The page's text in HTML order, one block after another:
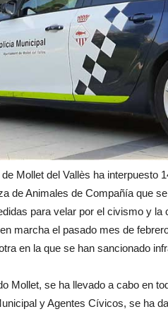
Mollet del Vallès ha interpuesto
de Animales de Compañía que
para velar por el civismo y
marcha el pasado mes de
en la que se han sancionado
Mollet, se ha llevado a cabo en
y Agentes Cívicos, se ha